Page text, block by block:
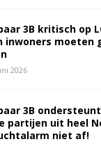
3B kritisch op
inwoners moeten
2026
3B
partijen uit heel
niet af!